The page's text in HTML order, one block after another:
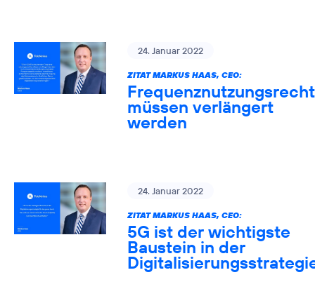
24. Januar 2022
ZITAT MARKUS HAAS, CEO:
müssen verlängert
werden
24. Januar 2022
ZITAT MARKUS HAAS, CEO:
5G ist der wichtigste
Baustein in der